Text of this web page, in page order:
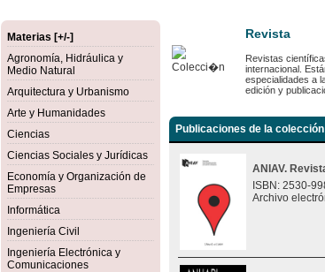
Materias [+/-]
Agronomía, Hidráulica y
Medio Natural
Arquitectura y Urbanismo
Arte y Humanidades
Ciencias
Ciencias Sociales y Jurídicas
Economía y Organización de
Empresas
Informática
Ingeniería Civil
Ingeniería Electrónica y
Comunicaciones
Revista
Revistas
internacional.
especialidades a
edición y
Publicaciones de la colección
ANIAV.
ISBN: 2530-
Archivo